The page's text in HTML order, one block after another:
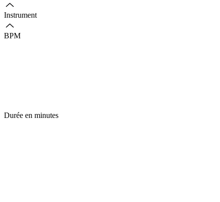
Instrument
BPM
Durée en minutes